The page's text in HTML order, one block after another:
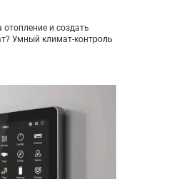
отопление и создать
Умный климат-контроль